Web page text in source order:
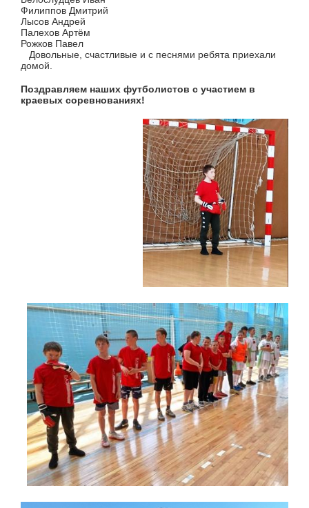
Филиппов Дмитрий
Лысов Андрей
Палехов Артём
Рожков Павел
Довольные, счастливые и с песнями ребята приехали
домой.
Поздравляем наших футболистов с участием в
краевых соревнованиях!